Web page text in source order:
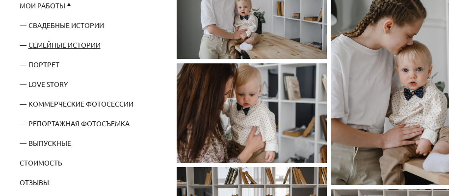
МОИ РАБОТЫ
СВАДЕБНЫЕ ИСТОРИИ
СЕМЕЙНЫЕ ИСТОРИИ
ПОРТРЕТ
LOVE STORY
КОММЕРЧЕСКИЕ ФОТОСЕССИИ
РЕПОРТАЖНАЯ ФОТОСЪЕМКА
ВЫПУСКНЫЕ
СТОИМОСТЬ
ОТЗЫВЫ